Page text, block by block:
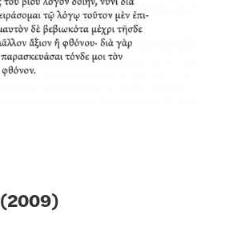
(2009)